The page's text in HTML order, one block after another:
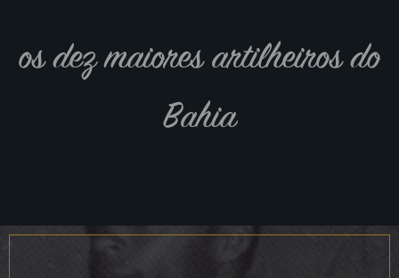
os dez maiores artilheiros do
Bahia